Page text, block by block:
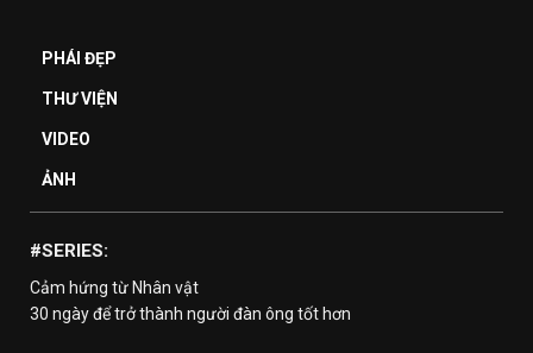
PHÁI ĐẸP
THƯ VIỆN
VIDEO
ẢNH
#SERIES:
Cảm hứng từ Nhân vật
30 ngày để trở thành người đàn ông tốt hơn